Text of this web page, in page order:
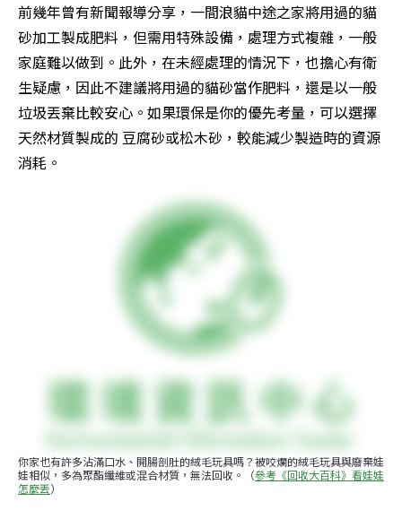
前幾年曾有新聞報導分享，一間浪貓中途之家將用過的貓
砂加工製成肥料，但需用特殊設備，處理方式複雜，一般
家庭難以做到。此外，在未經處理的情況下，也擔心有衛
生疑慮，因此不建議將用過的貓砂當作肥料，還是以一般
垃圾丟棄比較安心。如果環保是你的優先考量，可以選擇
天然材質製成的 豆腐砂或松木砂，較能減少製造時的資源
消耗。
你家也有許多沾滿口水、開腸剖肚的絨毛玩具嗎？被咬爛的絨毛玩具與廢棄娃
娃相似，多為聚酯纖維或混合材質，無法回收。（參考《回收大百科》看娃娃
怎麼丟）